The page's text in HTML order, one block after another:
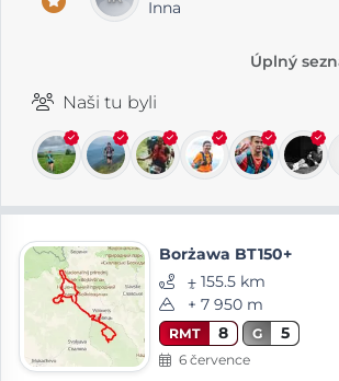
Inna
Úplný
Naši tu byli
Borżawa BT150+
⨦ 155.5 km
+ 7 950 m
RMT 8 G 5
6 července